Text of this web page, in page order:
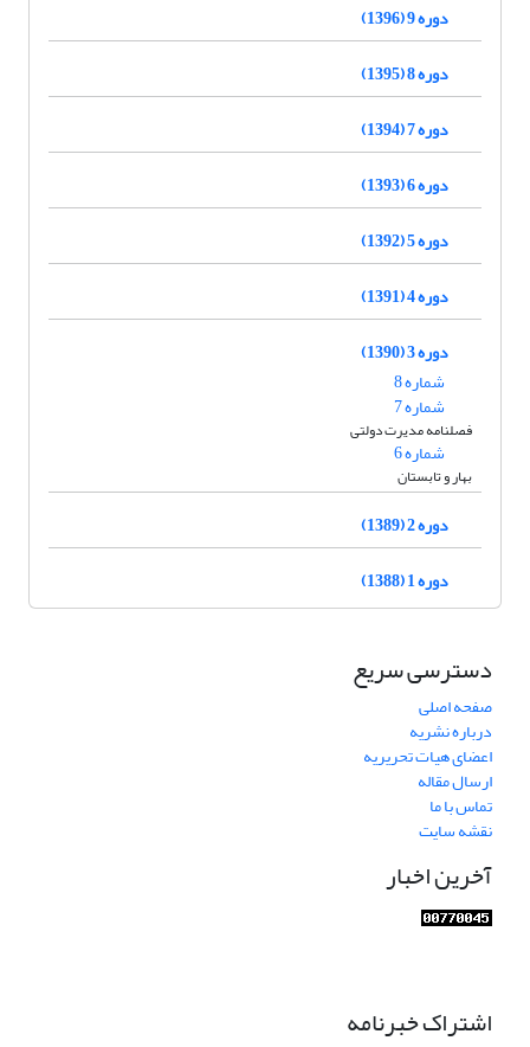
دوره 9 (1396)
دوره 8 (1395)
دوره 7 (1394)
دوره 6 (1393)
دوره 5 (1392)
دوره 4 (1391)
دوره 3 (1390)
شماره 8
شماره 7
فصلنامه مدیرت دولتی
شماره 6
بهار و تابستان
دوره 2 (1389)
دوره 1 (1388)
دسترسی سریع
صفحه اصلی
درباره نشریه
اعضای هیات تحریریه
ارسال مقاله
تماس با ما
نقشه سایت
آخرین اخبار
اشتراک خبرنامه